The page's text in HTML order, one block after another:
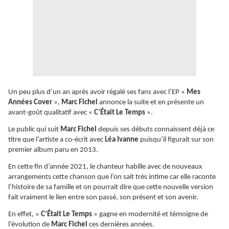
Un peu plus d’un an après avoir régalé ses fans avec l’EP « Mes
Années Cover », Marc Fichel annonce la suite et en présente un
avant-goût qualitatif avec « C’Était Le Temps ».
Le public qui suit Marc Fichel depuis ses débuts connaissent déjà ce
titre que l’artiste a co-écrit avec Léa Ivanne puisqu’il figurait sur son
premier album paru en 2013.
En cette fin d’année 2021, le chanteur habille avec de nouveaux
arrangements cette chanson que l’on sait très intime car elle raconte
l’histoire de sa famille et on pourrait dire que cette nouvelle version
fait vraiment le lien entre son passé, son présent et son avenir.
En effet, « C’Était Le Temps » gagne en modernité et témoigne de
l’évolution de Marc Fichel ces dernières années.